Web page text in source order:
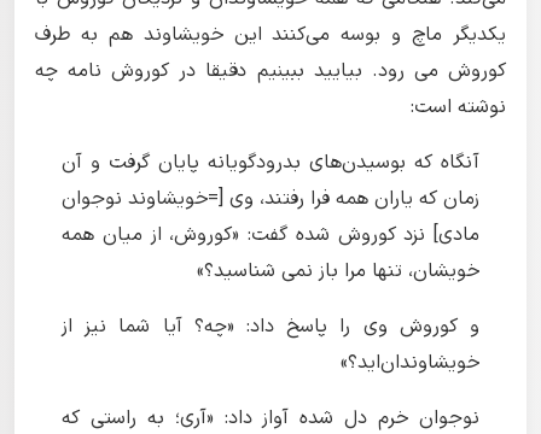
یکدیگر ماچ و بوسه می‌کنند این خویشاوند هم به طرف
کوروش می رود. بیایید ببینیم دقیقا در کوروش نامه چه
نوشته است:
آنگاه که بوسیدن‌های بدرودگویانه پایان گرفت و آن
زمان که یاران همه فرا رفتند، وی [=خویشاوند نوجوان
مادی] نزد کوروش شده گفت: «کوروش، از میان همه
خویشان، تنها مرا باز نمی شناسید؟»
و کوروش وی را پاسخ داد: «چه؟ آیا شما نیز از
خویشاوندان‌اید؟»
نوجوان خرم دل شده آواز داد: «آری؛ به راستی که